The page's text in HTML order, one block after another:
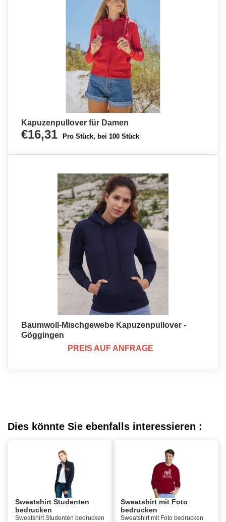
Kapuzenpullover für Damen
€16,31 Pro Stück, bei 100 Stück
Baumwoll-Mischgewebe Kapuzenpullover -
Göggingen
PREIS AUF ANFRAGE
Dies könnte Sie ebenfalls interessieren :
Sweatshirt Studenten
bedrucken
Sweatshirt Studenten bedrucken
Sweatshirt mit Foto
bedrucken
Sweatshirt mit Foto bedrucken